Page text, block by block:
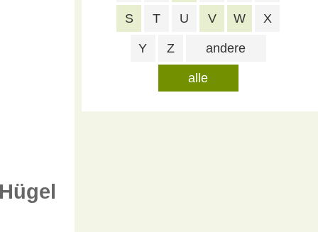
alle
S T U V W X
Y Z andere